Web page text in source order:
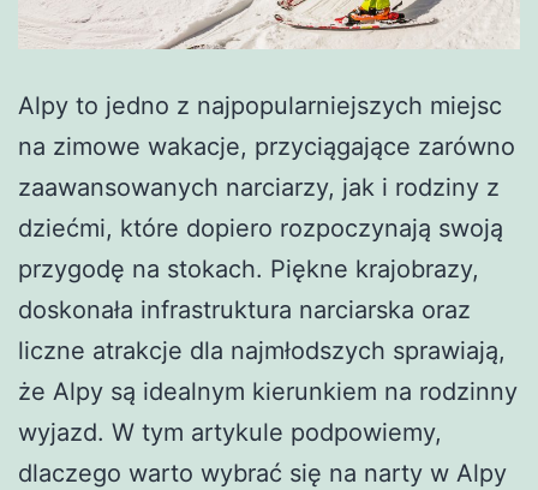
Alpy to jedno z najpopularniejszych miejsc
na zimowe wakacje, przyciągające zarówno
zaawansowanych narciarzy, jak i rodziny z
dziećmi, które dopiero rozpoczynają swoją
przygodę na stokach. Piękne krajobrazy,
doskonała infrastruktura narciarska oraz
liczne atrakcje dla najmłodszych sprawiają,
że Alpy są idealnym kierunkiem na rodzinny
wyjazd. W tym artykule podpowiemy,
dlaczego warto wybrać się na narty w Alpy